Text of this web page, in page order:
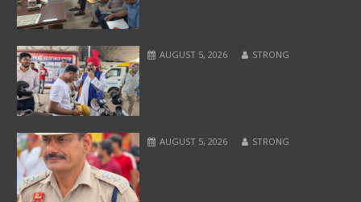
AUGUST 5, 2026 STRONG
AUGUST 5, 2026 STRONG